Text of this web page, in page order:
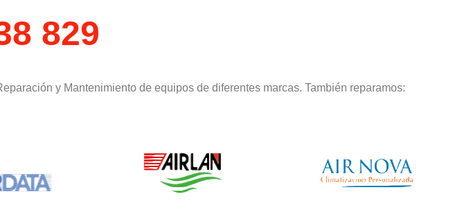
829
y Mantenimiento de equipos de diferentes marcas. También reparamos: